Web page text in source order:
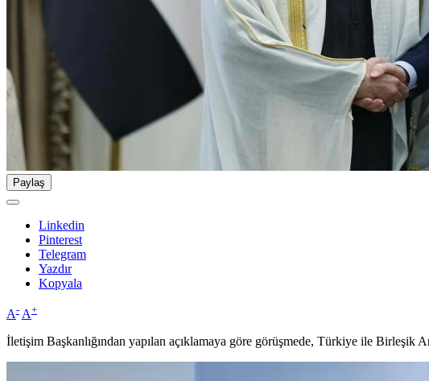
Paylaş
Linkedin
Pinterest
Telegram
Yazdır
Kopyala
A- A+
İletişim Başkanlığından yapılan açıklamaya göre görüşmede, Türkiye ile